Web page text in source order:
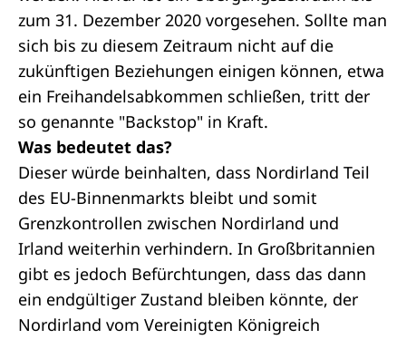
zum 31. Dezember 2020 vorgesehen. Sollte man
sich bis zu diesem Zeitraum nicht auf die
zukünftigen Beziehungen einigen können, etwa
ein Freihandelsabkommen schließen, tritt der
so genannte "Backstop" in Kraft.
Was bedeutet das?
Dieser würde beinhalten, dass Nordirland Teil
des EU-Binnenmarkts bleibt und somit
Grenzkontrollen zwischen Nordirland und
Irland weiterhin verhindern. In Großbritannien
gibt es jedoch Befürchtungen, dass das dann
ein endgültiger Zustand bleiben könnte, der
Nordirland vom Vereinigten Königreich